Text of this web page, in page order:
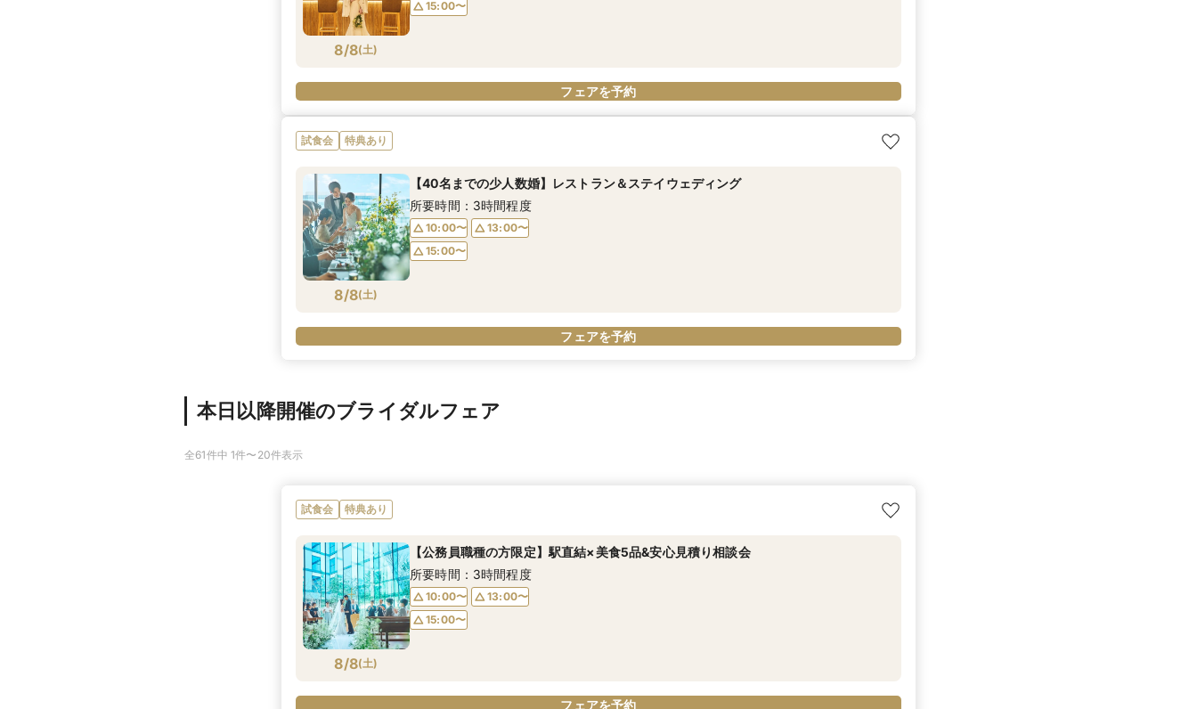
8/8(土)
15:00〜
フェアを予約
試食会 特典あり
8/8(土)
【40名までの少人数婚】レストラン＆ステイウェディング
所要時間：3時間程度
10:00〜
13:00〜
15:00〜
フェアを予約
本日以降開催のブライダルフェア
全61件中 1件〜20件表示
試食会 特典あり
8/8(土)
【公務員職種の方限定】駅直結×美食5品&安心見積り相談会
所要時間：3時間程度
10:00〜
13:00〜
15:00〜
フェアを予約